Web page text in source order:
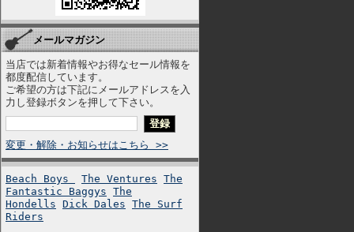
メールマガジン
当店では新着情報やお得なセール情報を
都度配信しています。
ご希望の方は下記にメールアドレスを入
力し登録ボタンを押して下さい。
変更・解除・お知らせはこちら >>
Beach Boys The Ventures The
Fantastic Baggys The
Hondells Dick Dales The Surf
Riders